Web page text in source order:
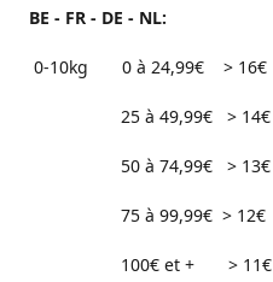
BE - FR - DE - NL:
0-10kg 0 à 24,99€ > 16€
25 à 49,99€ > 14€
50 à 74,99€ > 13€
75 à 99,99€ > 12€
100€ et + > 11€